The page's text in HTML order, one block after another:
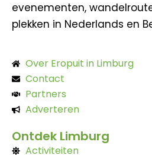
evenementen,
plekken in Nederlands en
Over Eropuit in Limburg
Contact
Partners
Adverteren
Ontdek Limburg
Activiteiten